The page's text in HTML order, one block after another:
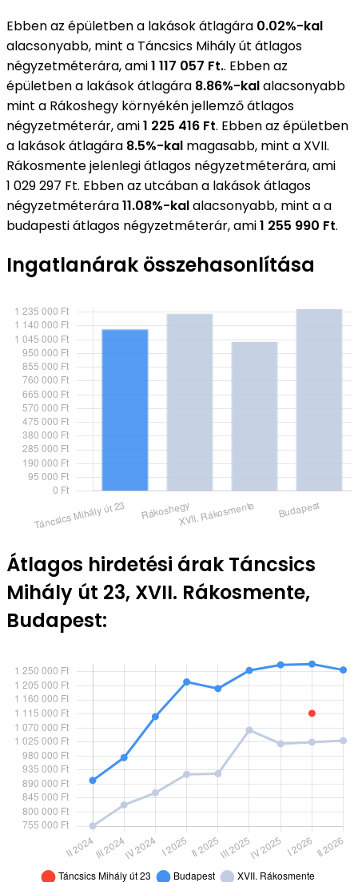
Ebben az épületben a lakások átlagára 0.02%-kal
alacsonyabb, mint a Táncsics Mihály út átlagos
négyzetméterára, ami1 117 057 Ft.. Ebben az
épületben a lakások átlagára 8.86%-kalalacsonyabb
mint a Rákoshegy környékén jellemző átlagos
négyzetméterár, ami1 225 416 Ft. Ebben az épületben
a lakások átlagára 8.5%-kal magasabb, mint a XVII.
Rákosmente jelenlegi átlagos négyzetméterára, ami
1 029 297 Ft. Ebben az utcában a lakások átlagos
négyzetméterára11.08%-kalalacsonyabb, mint a a
budapesti átlagos négyzetméterár, ami1 255 990 Ft.
Ingatlanárak összehasonlítása
Átlagos hirdetési árak Táncsics
Mihály út 23, XVII. Rákosmente,
Budapest: